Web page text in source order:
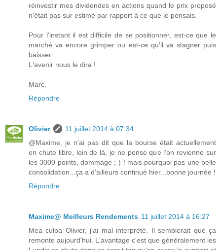
réinvestir mes dividendes en actions quand le prix proposé
n'était pas sur estimé par rapport à ce que je pensais.
Pour l'instant il est difficile de se positionner, est-ce que le
marché va encore grimper ou est-ce qu'il va stagner puis
baisser...
L'avenir nous le dira !
Marc.
Répondre
Olivier
11 juillet 2014 à 07:34
@Maxime, je n'ai pas dit que la bourse était actuellement
en chute libre, loin de là, je ne pense que l'on revienne sur
les 3000 points, dommage ;-) ! mais pourquoi pas une belle
consolidation...ça a d'ailleurs continué hier...bonne journée !
Répondre
Maxime@ Meilleurs Rendements 11 juillet 2014 à 16:27
Mea culpa Olivier, j'ai mal interprété. Il semblerait que ça
remonte aujourd'hui. L'avantage c'est que généralement les